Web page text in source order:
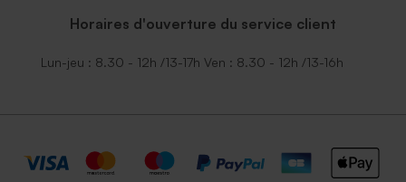
Horaires d'ouverture du service client
Lun-jeu : 8.30 - 12h /13-17h Ven : 8.30 - 12h /13-16h